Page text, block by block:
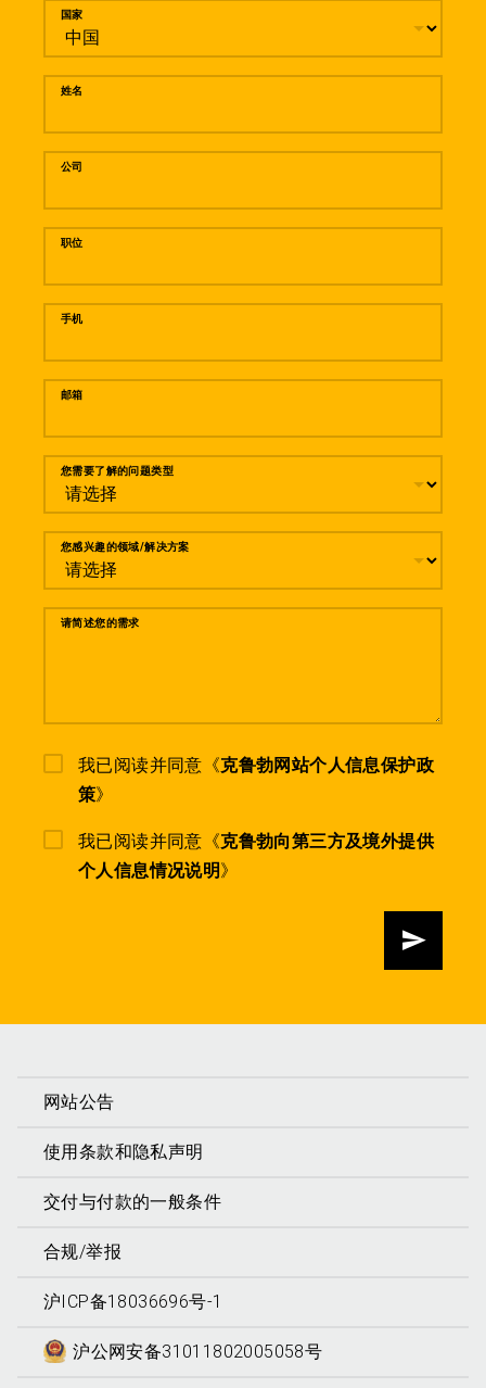
留言
国家
姓名
公司
职位
手机
邮箱
您需要了解的问题类型
您感兴趣的领域/解决方案
请简述您的需求
我已阅读并同意《克鲁勃网站个人信息保护政
策》
我已阅读并同意《克鲁勃向第三方及境外提供
个人信息情况说明》
发送
网站公告
使用条款和隐私声明
交付与付款的一般条件
合规/举报
沪ICP备18036696号-1
沪公网安备31011802005058号